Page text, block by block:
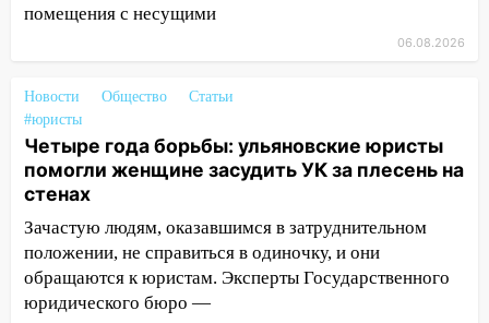
08:21 В Заволжском районе украли два
07:18
В Ульяновск идет
тридцатиградусная жара: какая будет
погода в четверг
06:00 Четыре года борьбы: ульяновские
юристы помогли женщине засудить УК
за плесень на стенах
05:00 Кому 6 августа звезды сулят
прибыль, а кому — испытания на
прочность
помещения с несущими
06.08.2026
Новости Общество
Статьи
#юристы
Четыре года борьбы: ульяновские юристы
помогли женщине засудить УК за плесень на
стенах
Зачастую людям, оказавшимся в затруднительном
положении, не справиться в одиночку, и они
обращаются к юристам. Эксперты Государственного
юридического бюро —